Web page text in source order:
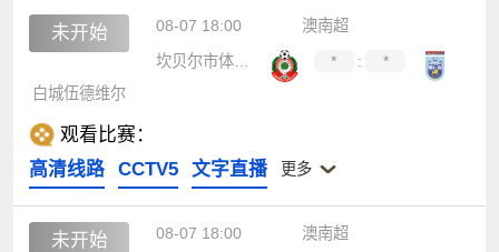
未开始 08-07 18:00
澳南超
坎贝尔市体育馆
* :
*
白城伍德维尔
观看比赛：
高清线路
CCTV5 文字直播 更多
未开始 08-07 18:00
澳南超